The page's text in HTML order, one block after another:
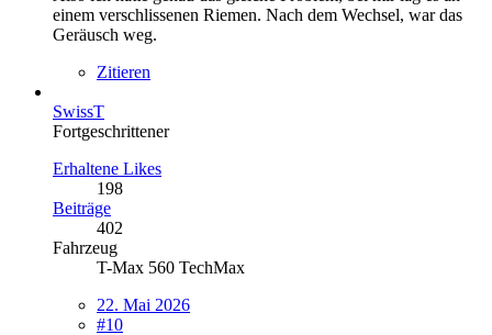
einem verschlissenen Riemen. Nach dem Wechsel, war das
Geräusch weg.
Zitieren
SwissT
Fortgeschrittener
Erhaltene Likes
198
Beiträge
402
Fahrzeug
T-Max 560 TechMax
22. Mai 2026
#10